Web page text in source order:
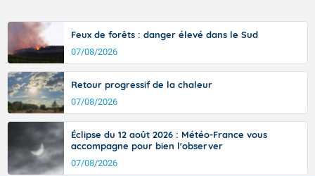
Feux de forêts : danger élevé dans le Sud
07/08/2026
Retour progressif de la chaleur
07/08/2026
Éclipse du 12 août 2026 : Météo-France vous
accompagne pour bien l'observer
07/08/2026